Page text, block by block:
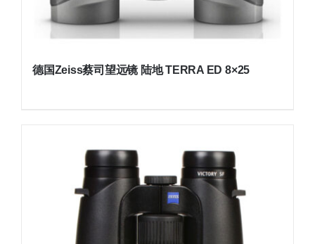
德国Zeiss蔡司望远镜 陆地 TERRA ED 8×25